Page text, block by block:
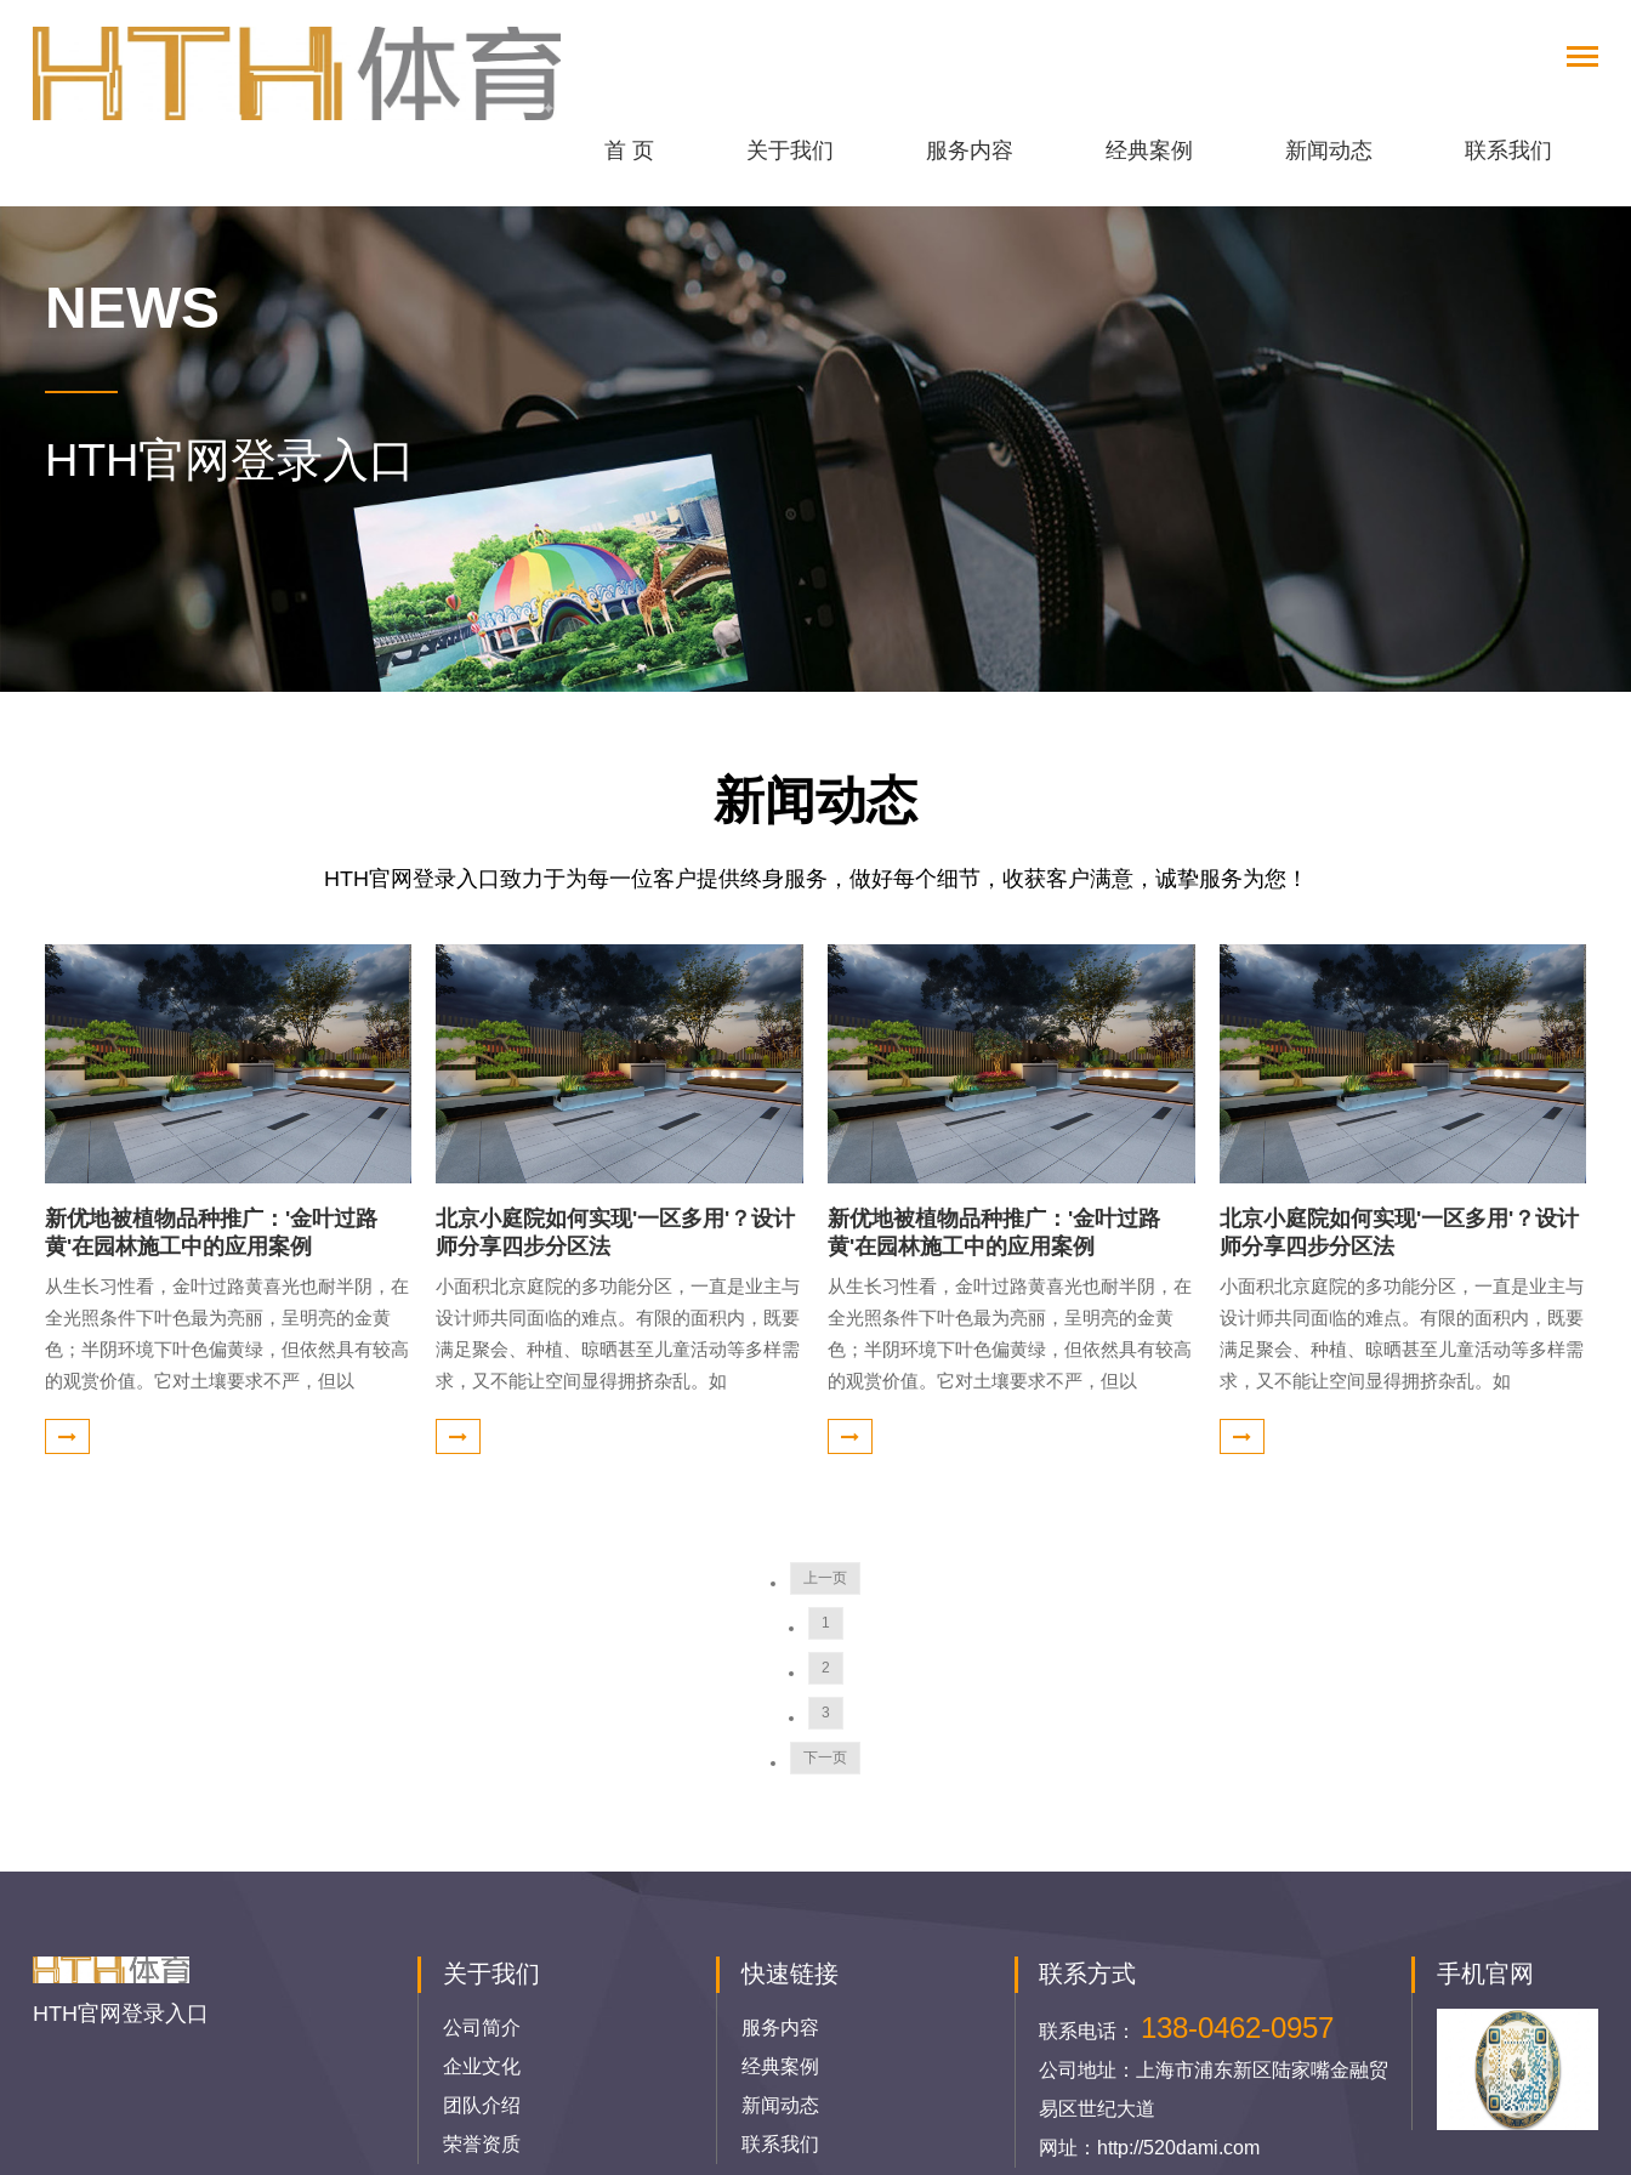
首 页 关于我们 服务内容 经典案例 新闻动态 联系我们
NEWS
HTH官网登录入口
新闻动态
HTH官网登录入口致力于为每一位客户提供终身服务，做好每个细节，收获客户满意，诚挚服务为您！
新优地被植物品种推广：'金叶过路
黄'在园林施工中的应用案例
从生长习性看，金叶过路黄喜光也耐半阴，在
全光照条件下叶色最为亮丽，呈明亮的金黄
色；半阴环境下叶色偏黄绿，但依然具有较高
的观赏价值。它对土壤要求不严，但以
北京小庭院如何实现'一区多用'？设计
师分享四步分区法
小面积北京庭院的多功能分区，一直是业主与
设计师共同面临的难点。有限的面积内，既要
满足聚会、种植、晾晒甚至儿童活动等多样需
求，又不能让空间显得拥挤杂乱。如
新优地被植物品种推广：'金叶过路
黄'在园林施工中的应用案例
从生长习性看，金叶过路黄喜光也耐半阴，在
全光照条件下叶色最为亮丽，呈明亮的金黄
色；半阴环境下叶色偏黄绿，但依然具有较高
的观赏价值。它对土壤要求不严，但以
北京小庭院如何实现'一区多用'？设计
师分享四步分区法
小面积北京庭院的多功能分区，一直是业主与
设计师共同面临的难点。有限的面积内，既要
满足聚会、种植、晾晒甚至儿童活动等多样需
求，又不能让空间显得拥挤杂乱。如
上一页
1
2
3
下一页
HTH官网登录入口
关于我们
公司简介
企业文化
团队介绍
荣誉资质
快速链接
服务内容
经典案例
新闻动态
联系我们
联系方式
联系电话： 138-0462-0957
公司地址：上海市浦东新区陆家嘴金融贸
易区世纪大道
网址：http://520dami.com
手机官网